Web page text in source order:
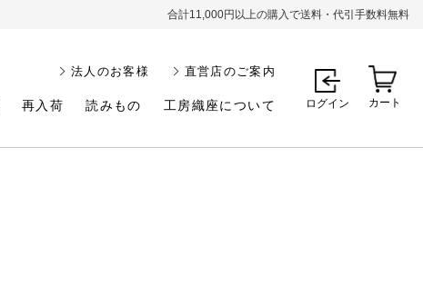
合計11,000円以上の購入で送料・代引手数料無料
再入荷 読みもの 工房織座について
法人のお客様 直営店のご案内
ログイン カート